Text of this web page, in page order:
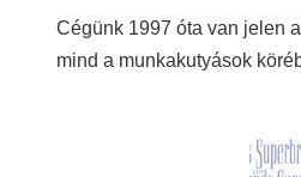
Cégünk 1997 óta van jelen
mind a munkakutyások